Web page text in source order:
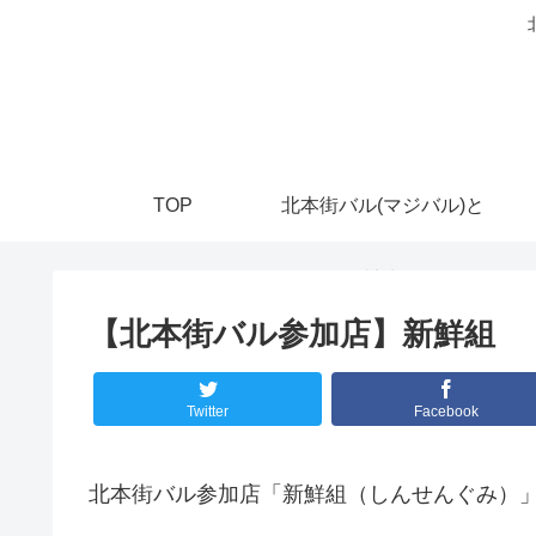
TOP 北本街バル(マジバル)と
は？
【北本街バル参加店】新鮮組
Twitter Facebook
北本街バル参加店「新鮮組（しんせんぐみ）